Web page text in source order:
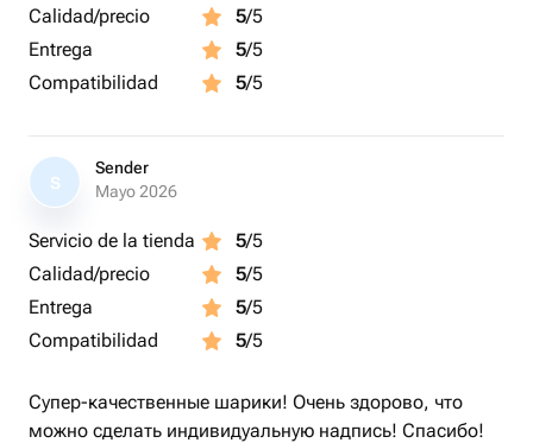
Calidad/precio 5/5
Entrega
5/5
Compatibilidad
5/5
S
Sender
Mayo 2026
Servicio de la tienda 5/5
Calidad/precio
5/5
Entrega
5/5
Compatibilidad
5/5
Супер-качественные шарики! Очень здорово, что
можно сделать индивидуальную надпись! Спасибо!